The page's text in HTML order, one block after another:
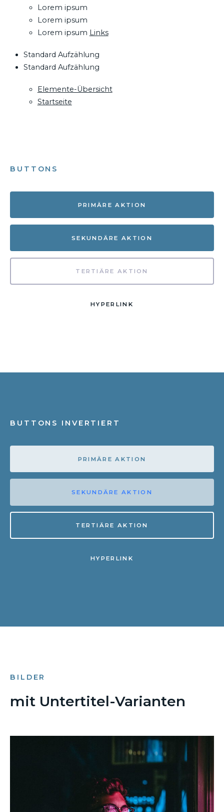
Lorem ipsum
Lorem ipsum
Lorem ipsum Links
Standard Aufzählung
Standard Aufzählung
Elemente-Übersicht
Startseite
BUTTONS
PRIMÄRE AKTION
SEKUNDÄRE AKTION
TERTIÄRE AKTION
HYPERLINK
BUTTONS INVERTIERT
PRIMÄRE AKTION
SEKUNDÄRE AKTION
TERTIÄRE AKTION
HYPERLINK
BILDER
mit Untertitel-Varianten